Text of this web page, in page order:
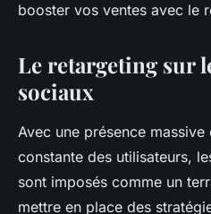
booster vos ventes avec le
Le retargeting sur
sociaux
Avec une présence
constante des utilisateurs,
sont imposés comme un
mettre en place des